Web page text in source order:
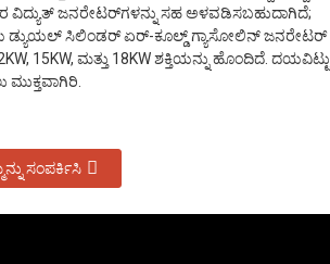
ವಿದ್ಯುತ್ ಜನರೇಟರ್‌ಗಳನ್ನು ಸಹ ಅಳವಡಿಸಬಹುದಾಗಿದೆ;
ಡ್ಯುಯಲ್ ಸಿಲಿಂಡರ್ ಏರ್-ಕೂಲ್ಡ್ ಗ್ಯಾಸೋಲಿನ್ ಜನರೇಟರ್
15KW, ಮತ್ತು 18KW ಶಕ್ತಿಯನ್ನು ಹೊಂದಿದೆ. ದಯವಿಟ್ಟು
ಮುಕ್ತವಾಗಿರಿ.
ಸಂಪರ್ಕಿಸಿ